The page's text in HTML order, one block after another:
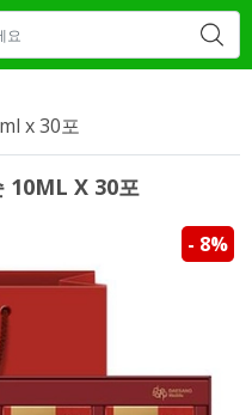
x 30포
10ML X 30포
- 8%